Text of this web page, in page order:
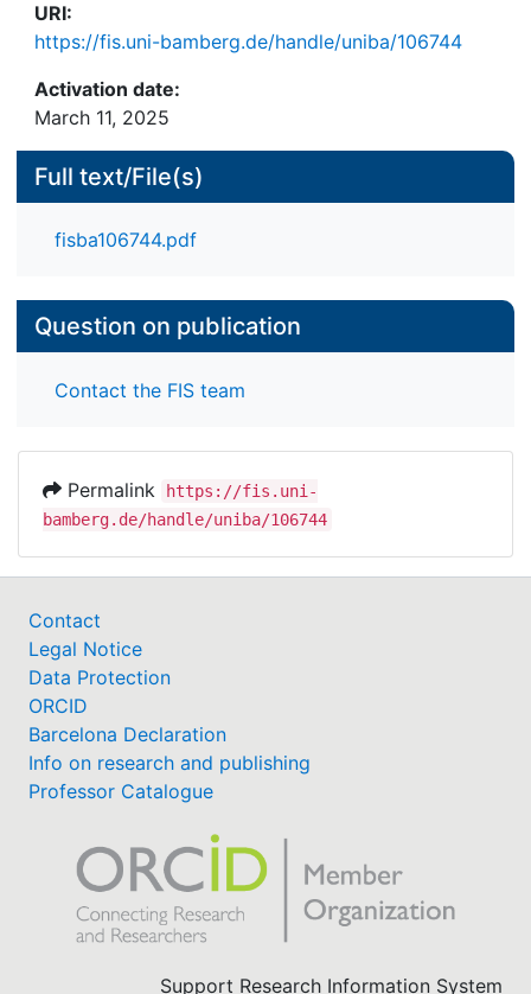
URI:
https://fis.uni-bamberg.de/handle/uniba/106744
Activation date:
March 11, 2025
Full text/File(s)
fisba106744.pdf
Question on publication
Contact the FIS team
Permalink
https://fis.uni-
bamberg.de/handle/uniba/106744
Contact
Legal Notice
Data Protection
ORCID
Barcelona Declaration
Info on research and publishing
Professor Catalogue
Support Research Information System